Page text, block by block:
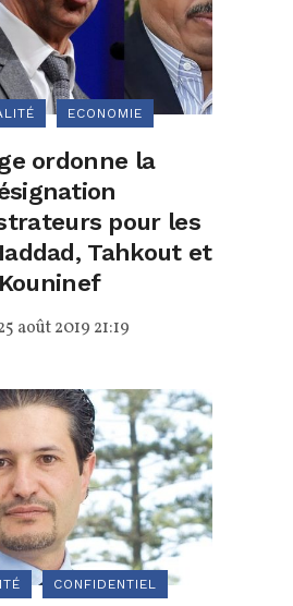
ECONOMIE
ordonne la
pour les
Tahkout et
Kouninef
août 2019 21:19
CONFIDENTIEL